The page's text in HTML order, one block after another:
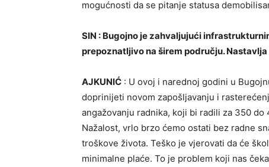
mogućnosti da se pitanje statusa
SIN : Bugojno je zahvaljujući
prepoznatljivo na širem području.
AJKUNIĆ : U ovoj i narednoj godini u
doprinijeti novom zapošljavanju i
angažovanju radnika, koji bi radili za 350
Nažalost, vrlo brzo ćemo ostati bez radne
troškove života. Teško je vjerovati da će
minimalne plaće. To je problem koji nas